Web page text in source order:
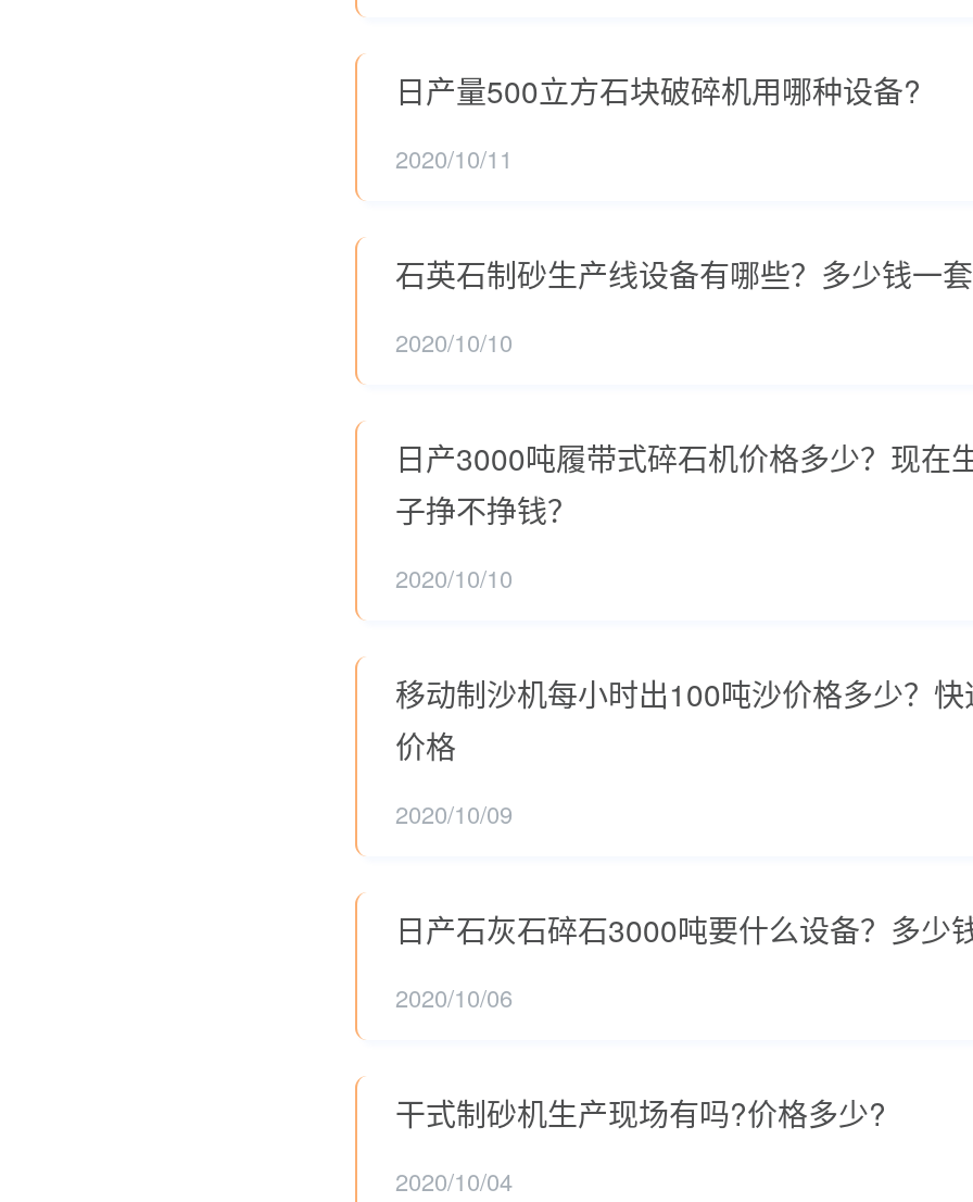
日产量500立方石块破碎机用哪种设备?
2020/10/11
石英石制砂生产线设备有哪些？多少钱一套
2020/10/10
日产3000吨履带式碎石机价格多少？现在
子挣不挣钱？
2020/10/10
移动制沙机每小时出100吨沙价格多少？快
价格
2020/10/09
日产石灰石碎石3000吨要什么设备？多少
2020/10/06
干式制砂机生产现场有吗?价格多少?
2020/10/04